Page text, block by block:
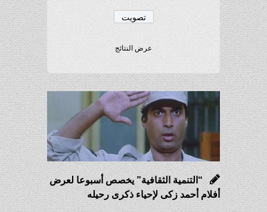
عرض النتائج
“التنمية الثقافية” يخصص أسبوعا لعرض
أفلام أحمد زكى لإحياء ذكرى رحيله